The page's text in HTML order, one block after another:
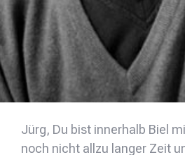
Jürg, Du bist innerhalb Biel
noch nicht allzu langer Zeit